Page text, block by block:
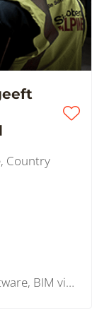
Country
Augmented Reality, BIM software, BIM visie, SaaS